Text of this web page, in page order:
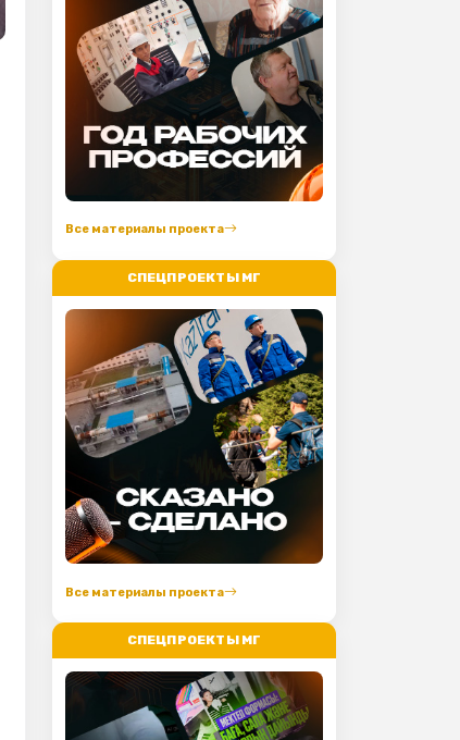
Все материалы проекта
СПЕЦПРОЕКТЫ МГ
Все материалы проекта
СПЕЦПРОЕКТЫ МГ